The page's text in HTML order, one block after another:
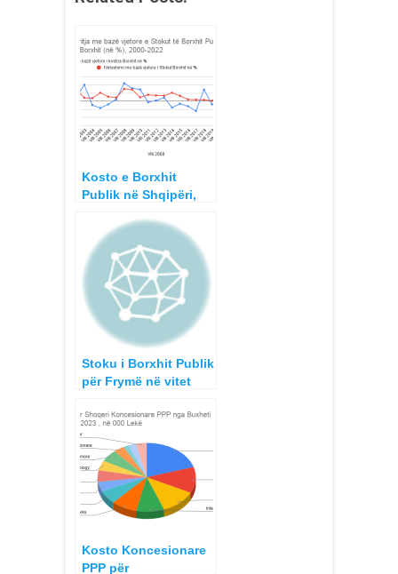
Kosto e Borxhit
Publik në Shqipëri,
Stoku i Borxhit Publik
për Frymë në vitet
Kosto Koncesionare
PPP për